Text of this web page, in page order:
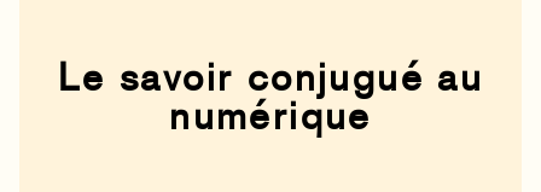
Le savoir conjugué au
numérique